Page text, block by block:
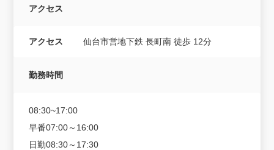
アクセス
アクセス 仙台市営地下鉄 長町南 徒歩 12分
勤務時間
08:30~17:00
早番07:00～16:00
日勤08:30～17:30